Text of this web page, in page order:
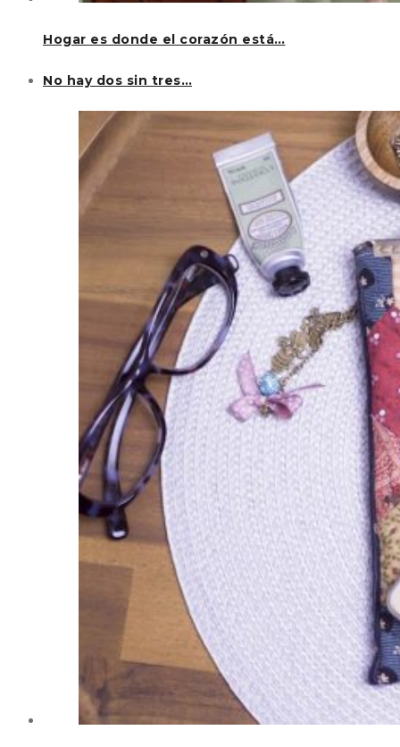
Hogar es donde el corazón está…
No hay dos sin tres…